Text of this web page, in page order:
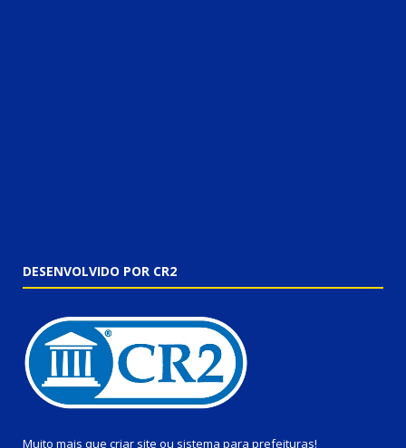
DESENVOLVIDO POR CR2
Muito mais que criar site ou sistema para prefeituras!